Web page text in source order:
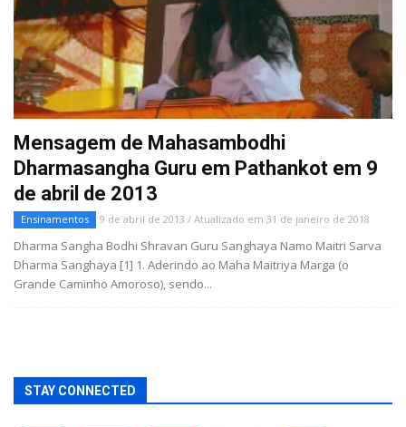
Mensagem de Mahasambodhi
Dharmasangha Guru em Pathankot em 9
de abril de 2013
Ensinamentos 9 de abril de 2013 / Atualizado em 31 de janeiro de 2018
Dharma Sangha Bodhi Shravan Guru Sanghaya Namo Maitri Sarva
Dharma Sanghaya [1] 1. Aderindo ao Maha Maitriya Marga (o
Grande Caminho Amoroso), sendo...
STAY CONNECTED